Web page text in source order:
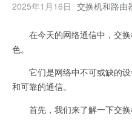
2025年1月16日 交换机和路由
在今天的网络通信中，交换
色。
它们是网络中不可或缺的设
和可靠的通信。
首先，我们来了解一下交换